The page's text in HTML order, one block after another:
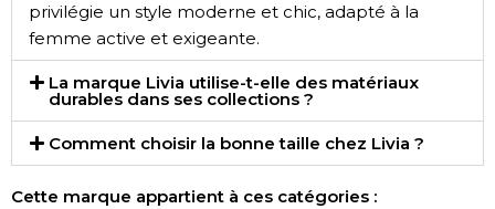
privilégie un style moderne et chic, adapté à la
femme active et exigeante.
La marque Livia utilise-t-elle des matériaux
durables dans ses collections ?
Comment choisir la bonne taille chez Livia ?
Cette marque appartient à ces catégories :